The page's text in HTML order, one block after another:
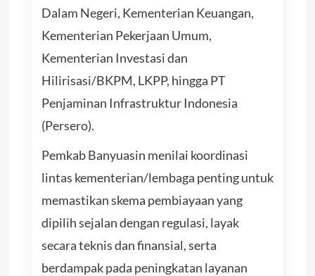
Dalam Negeri, Kementerian Keuangan,
Kementerian Pekerjaan Umum,
Kementerian Investasi dan
Hilirisasi/BKPM, LKPP, hingga PT
Penjaminan Infrastruktur Indonesia
(Persero).
Pemkab Banyuasin menilai koordinasi
lintas kementerian/lembaga penting untuk
memastikan skema pembiayaan yang
dipilih sejalan dengan regulasi, layak
secara teknis dan finansial, serta
berdampak pada peningkatan layanan